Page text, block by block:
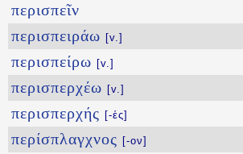
περισπεῖν
περισπειράω [v.]
περισπείρω [v.]
περισπερχέω [v.]
περισπερχής [-ές]
περίσπλαγχνος [-ον]